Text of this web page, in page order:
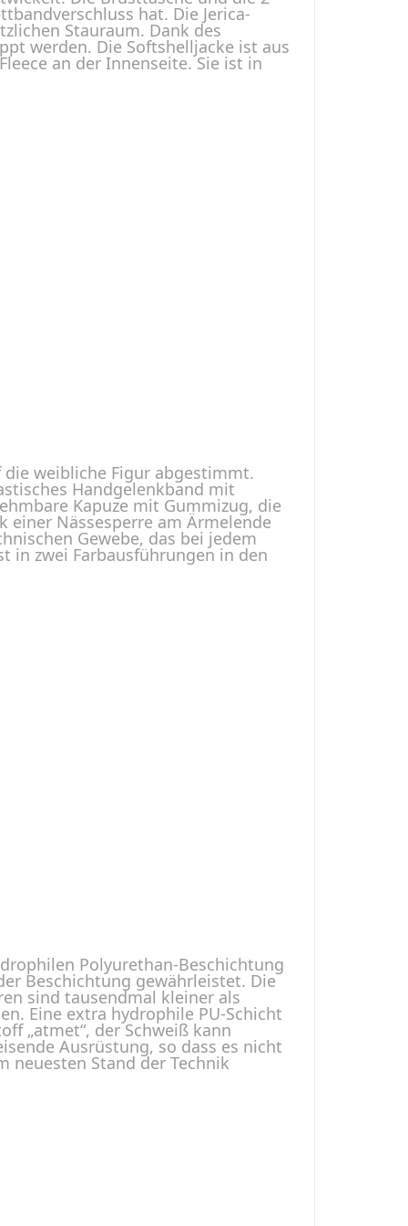
hat. Die Jerica-
Stauraum. Dank des
werden. Die Softshelljacke ist aus
an der Innenseite. Sie ist in
die weibliche Figur abgestimmt.
Handgelenkband mit
Kapuze mit Gummizug, die
einer Nässesperre am Ärmelende
Gewebe, das bei jedem
in zwei Farbausführungen in den
Polyurethan-Beschichtung
Beschichtung gewährleistet. Die
sind tausendmal kleiner als
Eine extra hydrophile PU-Schicht
„atmet“, der Schweiß kann
Ausrüstung, so dass es nicht
neuesten Stand der Technik